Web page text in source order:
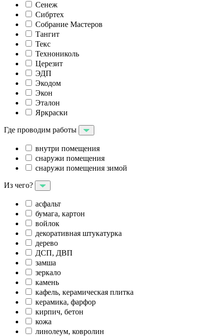
Сенеж
Сибртех
Собрание Мастеров
Тангит
Текс
Технониколь
Церезит
ЭДП
Экодом
Экон
Эталон
Яркраски
Где проводим работы
внутри помещения
снаружи помещения
снаружи помещения зимой
Из чего?
асфальт
бумага, картон
войлок
декоративная штукатурка
дерево
ДСП, ДВП
замша
зеркало
камень
кафель, керамическая плитка
керамика, фарфор
кирпич, бетон
кожа
линолеум, ковролин